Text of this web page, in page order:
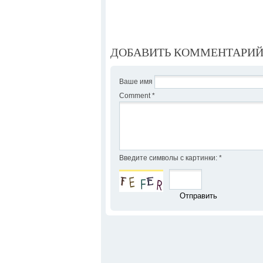
ДОБАВИТЬ КОММЕНТАРИЙ
Ваше имя
Comment *
Введите символы с картинки: *